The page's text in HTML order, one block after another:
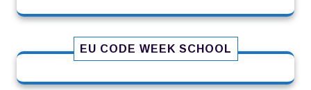
EU CODE WEEK SCHOOL